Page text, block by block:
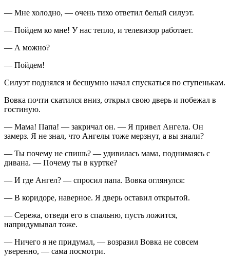
— Мне холодно, — очень тихо ответил белый силуэт.
— Пойдем ко мне! У нас тепло, и телевизор работает.
— А можно?
— Пойдем!
Силуэт поднялся и бесшумно начал спускаться по ступенькам.
Вовка почти скатился вниз, открыл свою дверь и побежал в
гостиную.
— Мама! Папа! — закричал он. — Я привел Ангела. Он
замерз. Я не знал, что Ангелы тоже мерзнут, а вы знали?
— Ты почему не спишь? — удивилась мама, поднимаясь с
дивана. — Почему ты в куртке?
— И где Ангел? — спросил папа. Вовка оглянулся:
— В коридоре, наверное. Я дверь оставил открытой.
— Сережа, отведи его в спальню, пусть ложится,
напридумывал тоже.
— Ничего я не придумал, — возразил Вовка не совсем
уверенно, — сама посмотри.